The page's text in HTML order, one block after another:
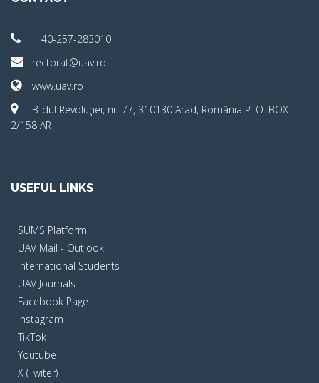
+40-257-283010
rectorat@uav.ro
www.uav.ro
B-dul Revoluţiei, nr. 77, 310130 Arad, România P. O. BOX
2/158 AR
USEFUL LINKS
SUMS Platform
UAV Mail - Outlook
International Students
UAV Journals
Facebook Page
Instagram
TikTok
Youtube
X (Twiter)